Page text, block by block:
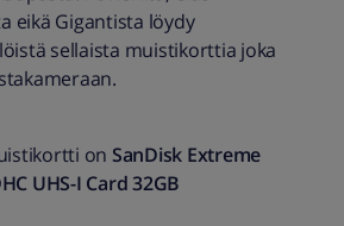
eikä Gigantista löydy
sellaista muistikorttia joka
on SanDisk Extreme
UHS-I Card 32GB